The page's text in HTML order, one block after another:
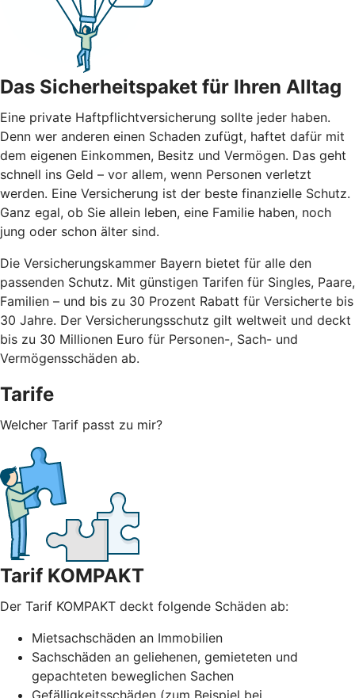
Das Sicherheitspaket für Ihren Alltag
Eine private Haftpflichtversicherung sollte jeder haben.
Denn wer anderen einen Schaden zufügt, haftet dafür mit
dem eigenen Einkommen, Besitz und Vermögen. Das geht
schnell ins Geld – vor allem, wenn Personen verletzt
werden. Eine Versicherung ist der beste finanzielle Schutz.
Ganz egal, ob Sie allein leben, eine Familie haben, noch
jung oder schon älter sind.
Die Versicherungskammer Bayern bietet für alle den
passenden Schutz. Mit günstigen Tarifen für Singles, Paare,
Familien – und bis zu 30 Prozent Rabatt für Versicherte bis
30 Jahre. Der Versicherungsschutz gilt weltweit und deckt
bis zu 30 Millionen Euro für Personen-, Sach- und
Vermögensschäden ab.
Tarife
Welcher Tarif passt zu mir?
Tarif KOMPAKT
Der Tarif KOMPAKT deckt folgende Schäden ab:
Mietsachschäden an Immobilien
Sachschäden an geliehenen, gemieteten und
gepachteten beweglichen Sachen
Gefälligkeitsschäden (zum Beispiel bei